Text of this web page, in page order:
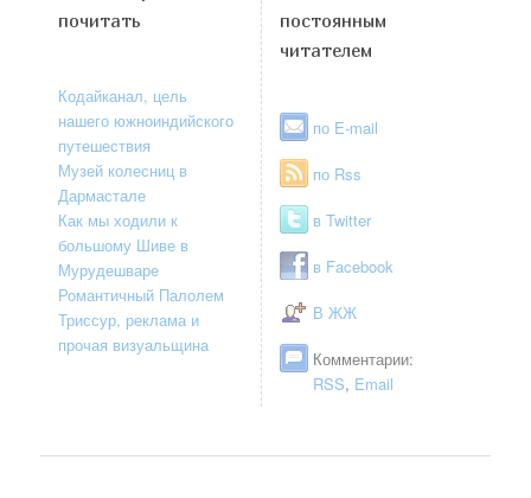
почитать
Кодайканал, цель
нашего южноиндийского
путешествия
Музей колесниц в
Дармастале
Как мы ходили к
большому Шиве в
Мурудешваре
Романтичный Палолем
Триссур, реклама и
прочая визуальщина
постоянным
читателем
по E-mail
по Rss
в Twitter
в Facebook
В ЖЖ
Комментарии:
RSS, Email